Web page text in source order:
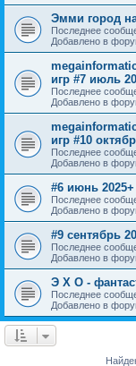
Эмми город
Последнее
Добавлено в
игр #7 июль
Последнее
Добавлено в
игр #10
Последнее
Добавлено в
#6 июнь
Последнее
Добавлено в
#9 сентябрь
Последнее
Добавлено в
Э Х О -
Последнее
Добавлено в